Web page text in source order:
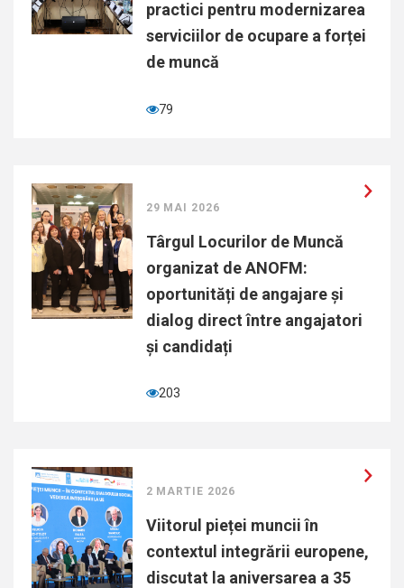
practici pentru modernizarea
serviciilor de ocupare a forței
de muncă
79
29 MAI 2026
Târgul Locurilor de Muncă
organizat de ANOFM:
oportunități de angajare și
dialog direct între angajatori
și candidați
203
2 MARTIE 2026
Viitorul pieței muncii în
contextul integrării europene,
discutat la aniversarea a 35